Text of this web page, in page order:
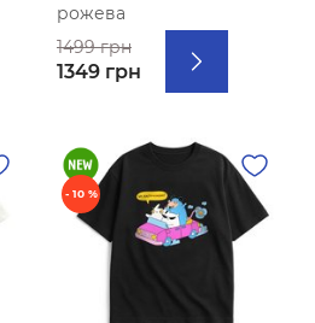
рожева
1499 грн
1349 грн
- 10 %